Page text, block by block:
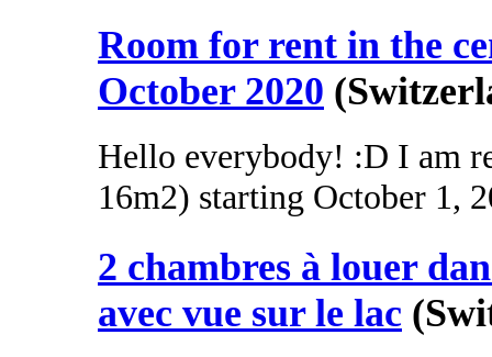
Room for rent in the
October 2020
Hello everybody! :D I am
16m2) starting October 1,
2 chambres à louer
avec vue sur le lac